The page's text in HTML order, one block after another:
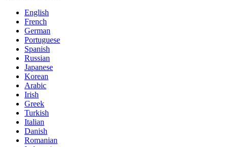
English
French
German
Portuguese
Spanish
Russian
Japanese
Korean
Arabic
Irish
Greek
Turkish
Italian
Danish
Romanian